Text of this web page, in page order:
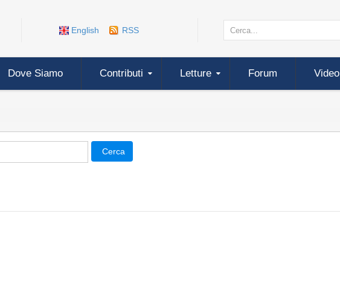
English RSS
Dove Siamo Contributi Letture Forum Video
Cerca